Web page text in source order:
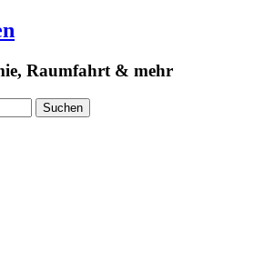
Raumfahrt & mehr